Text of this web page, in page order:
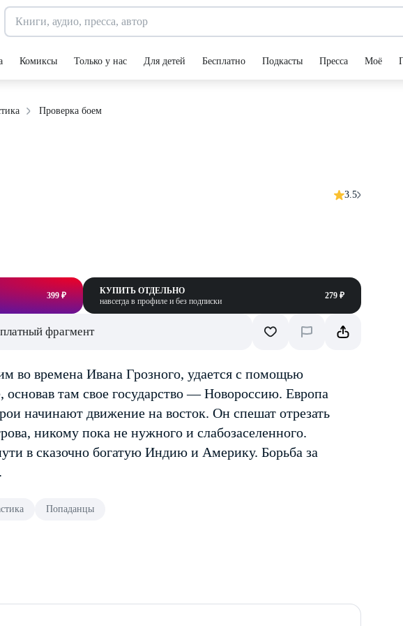
Комиксы Только у нас Для детей Бесплатно Подкасты Пресса Моё
Проверка боем
3.5
399 ₽
КУПИТЬ ОТДЕЛЬНО
навсегда в профиле и без подписки
279 ₽
фрагмент
во времена Ивана Грозного, удается с помощью
основав там свое государство — Новороссию. Европа
начинают движение на восток. Он спешат отрезать
никому пока не нужного и слабозаселенного.
в сказочно богатую Индию и Америку. Борьба за
Попаданцы